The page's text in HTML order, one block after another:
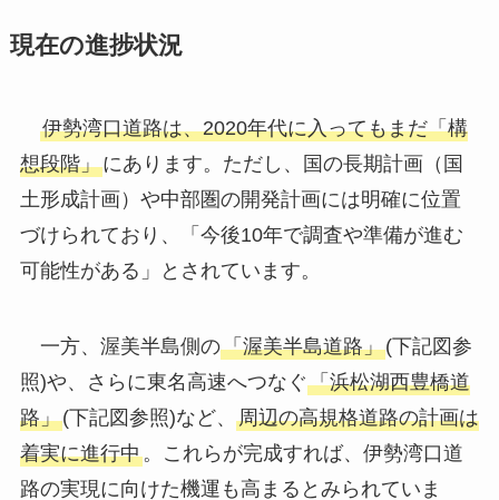
現在の進捗状況
伊勢湾口道路は、2020年代に入ってもまだ「構
想段階」にあります。ただし、国の長期計画（国
土形成計画）や中部圏の開発計画には明確に位置
づけられており、「今後10年で調査や準備が進む
可能性がある」とされています。
一方、渥美半島側の「渥美半島道路」(下記図参
照)や、さらに東名高速へつなぐ「浜松湖西豊橋道
路」(下記図参照)など、 周辺の高規格道路の計画は
着実に進行中。これらが完成すれば、伊勢湾口道
路の実現に向けた機運も高まるとみられていま